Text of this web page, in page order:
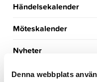
Denna webbplats
Händelsekalender
Möteskalender
Nyheter
Kungörelser